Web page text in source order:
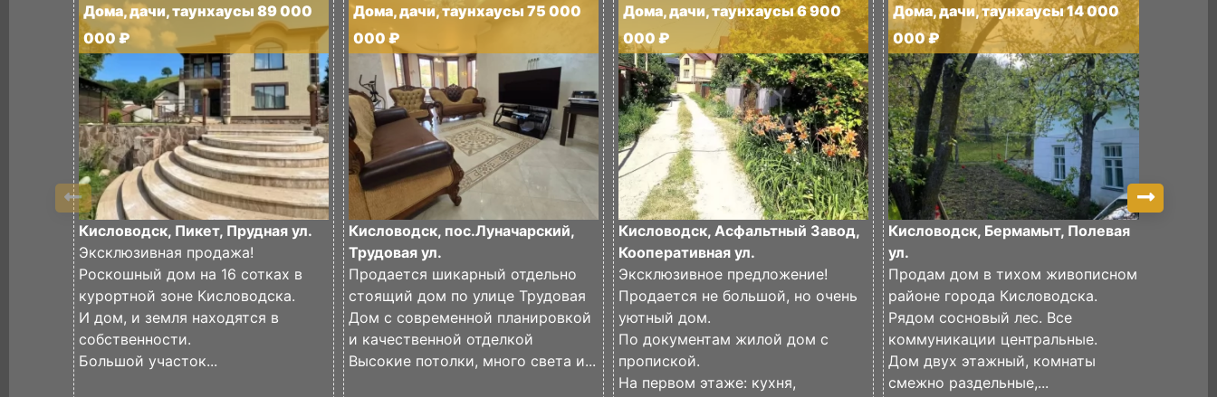
Дома, дачи, таунхаусы 89 000
000 ₽
Кисловодск, Пикет, Прудная ул.
Эксклюзивная продажа!
Роскошный дом на 16 сотках в
курортной зоне Кисловодска.
И дом, и земля находятся в
собственности.
Большой участок...
Дома, дачи, таунхаусы 75 000
000 ₽
Кисловодск, пос.Луначарский,
Трудовая ул.
Продается шикарный отдельно
стоящий дом по улице Трудовая
Дом с современной планировкой
и качественной отделкой
Высокие потолки, много света и...
Дома, дачи, таунхаусы 6 900
000 ₽
Кисловодск, Асфальтный Завод,
Кооперативная ул.
Эксклюзивное предложение!
Продается не большой, но очень
уютный дом.
По документам жилой дом с
пропиской.
На первом этаже: кухня,
Дома, дачи, таунхаусы 14 000
000 ₽
Кисловодск, Бермамыт, Полевая
ул.
Продам дом в тихом живописном
районе города Кисловодска.
Рядом сосновый лес. Все
коммуникации центральные.
Дом двух этажный, комнаты
смежно раздельные,...